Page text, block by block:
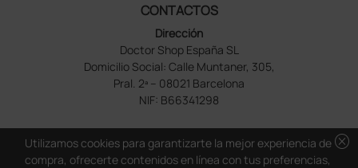
CONTACTOS
Dirección
Doctor Shop España SL
Domicilio Social: Calle Muntaner, 305,
Pral. 2ª – 08021 Barcelona
NIF: B66341298
cancel
Utilizamos cookies para garantizarte la mejor experiencia de
compra, ofrecerte contenidos en línea con tus preferencias,